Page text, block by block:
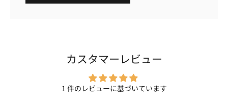
カスタマーレビュー
1 件のレビューに基づいています